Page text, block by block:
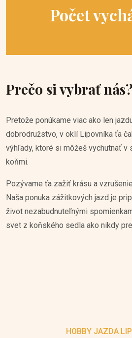
Počet
Prečo si vybrať nás?
Pretože ponúkame viac ako len
dobrodružstvo, v oklí Lipovníka ťa
výhľady, ktoré si môžeš vychutnať v
koňmi.
Pozývame ťa zažiť krásu a
Naša ponuka zážitkových jazd je
život nezabudnuteľnými
svet z koňského sedla ako nikdy
HOBBY JAZDA